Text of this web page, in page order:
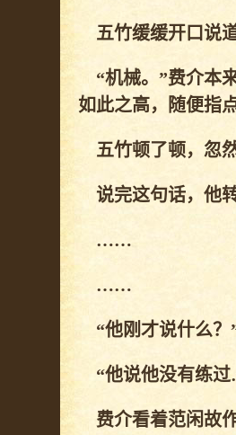
五竹缓缓开口说
“机械。”费介本
如此之高，随便指
五竹顿了顿，忽
说完这句话，他
……
……
“他刚才说什么？
“他说他没有练过
费介看着范闲故